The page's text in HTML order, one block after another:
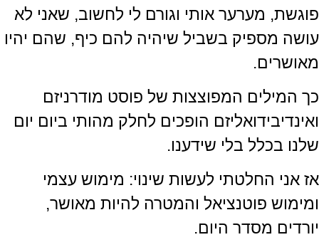
פוגשת, מערער אותי וגורם לי לחשוב, שאני לא
עושה מספיק בשביל שיהיה להם כיף, שהם יהיו
מאושרים.
כך המילים המפוצצות של פוסט מודרניזם
ואינדיבידואליזם הופכים לחלק מהותי ביום יום
שלנו בכלל בלי שידענו.
אז אני החלטתי לעשות שינוי: מימוש עצמי
ומימוש פוטנציאל והמטרה להיות מאושר,
יורדים מסדר היום.